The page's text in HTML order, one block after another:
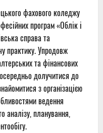
фахового коледжу
програм «Облік і
справа та
практику. Упродовж
та фінансових
долучитися до
з організацією
ведення
аналізу, планування,